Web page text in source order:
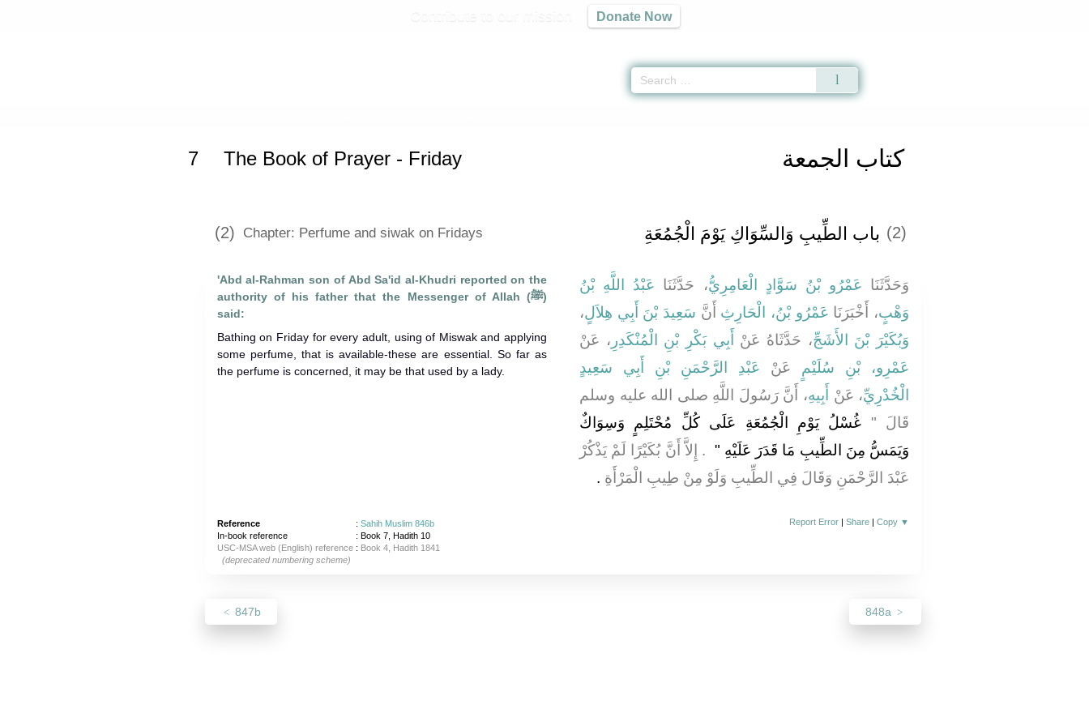
Donate Now
كتاب الجمعة 7 The Book of Prayer - Friday
(2) Chapter: Perfume and siwak on Fridays (2) باب الطِّيبِ وَالسِّوَاكِ يَوْمَ الْجُمُعَةِ ‏
'Abd al-Rahman son of Abd Sa'id al-Khudri reported on the
authority of his father that the Messenger of Allah (ﷺ)
said:
Bathing on Friday for every adult, using of Miswak and applying
some perfume, that is available-these are essential. So far as
the perfume is concerned, it may be that used by a lady.
وَحَدَّثَنَا عَمْرُو بْنُ سَوَّادٍ الْعَامِرِيُّ، حَدَّثَنَا عَبْدُ اللَّهِ بْنُ
وَهْبٍ، أَخْبَرَنَا عَمْرُو بْنُ، الْحَارِثِ أَنَّ سَعِيدَ بْنَ أَبِي هِلاَلٍ،
وَبُكَيْرَ بْنَ الأَشَجِّ، حَدَّثَاهُ عَنْ أَبِي بَكْرِ بْنِ الْمُنْكَدِرِ ، عَنْ
عَمْرِو، بْنِ سُلَيْمٍ عَنْ عَبْدِ الرَّحْمَنِ بْنِ أَبِي سَعِيدٍ
الْخُدْرِيِّ، عَنْ أَبِيهِ، أَنَّ رَسُولَ اللَّهِ صلى الله عليه وسلم
قَالَ ‏"‏ غُسْلُ يَوْمِ الْجُمُعَةِ عَلَى كُلِّ مُحْتَلِمٍ وَسِوَاكٌ
وَيَمَسُّ مِنَ الطِّيبِ مَا قَدَرَ عَلَيْهِ ‏" ‏ ‏.‏ إِلاَّ أَنَّ بُكَيْرًا لَمْ يَذْكُرْ
عَبْدَ الرَّحْمَنِ وَقَالَ فِي الطِّيبِ وَلَوْ مِنْ طِيبِ الْمَرْأَةِ ‏.‏
Reference : Sahih Muslim 846b
In-book reference
: Book 7, Hadith 10
USC-MSA web (English) reference: Book 4, Hadith 1841
(deprecated numbering scheme)
Report Error |Share |Copy ▼
847b 848a